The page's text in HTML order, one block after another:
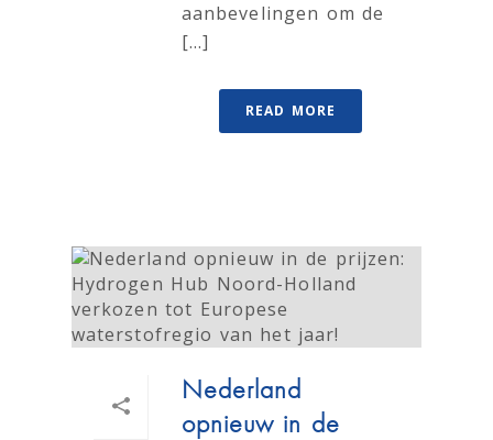
aanbevelingen om de
[...]
READ MORE
Nederland
opnieuw in de